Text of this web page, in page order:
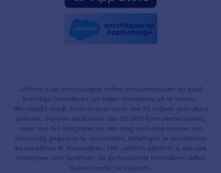
Jotform is de eenvoudigste online formulierbouwer en biedt
krachtige formulieren om taken moeiteloos uit te voeren.
Wereldwijd wordt Jotform door meer dan 35 miljoen gebruikers
gebruikt. Jotform biedt meer dan 20,000 formuliertemplates,
meer dan 150 integraties en een drag-and-drop bouwer om
eenvoudig gegevens te verzamelen, betalingen te accepteren
en workflows te stroomlijnen. Het Jotform-platform is speciaal
ontworpen voor bedrijven die professionele formulieren willen
maken zonder te coderen.